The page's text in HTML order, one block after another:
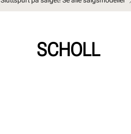
SCHOLL